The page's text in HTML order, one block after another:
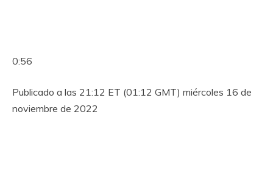
0:56
Publicado a las 21:12 ET (01:12 GMT) miércoles 16 de
noviembre de 2022